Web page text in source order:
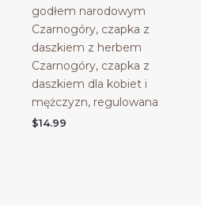
godłem narodowym
Czarnogóry, czapka z
daszkiem z herbem
Czarnogóry, czapka z
daszkiem dla kobiet i
mężczyzn, regulowana
$14.99